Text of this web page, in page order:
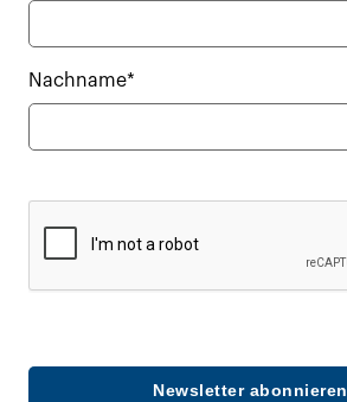
Nachname*
Newsletter abonnieren